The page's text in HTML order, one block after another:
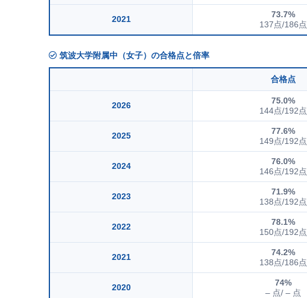
2021
73.7%
137点/186点
筑波大学附属中（女子）の合格点と倍率
合格点
2026
75.0%
144点/192点
2025
77.6%
149点/192点
2024
76.0%
146点/192点
2023
71.9%
138点/192点
2022
78.1%
150点/192点
2021
74.2%
138点/186点
2020
74%
– 点/ – 点